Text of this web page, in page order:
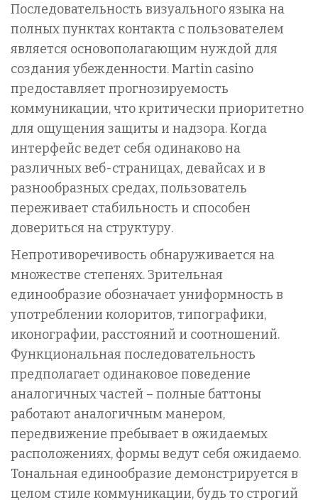
Последовательность визуального языка на
полных пунктах контакта с пользователем
является основополагающим нуждой для
создания убежденности. Martin casino
предоставляет прогнозируемость
коммуникации, что критически приоритетно
для ощущения защиты и надзора. Когда
интерфейс ведет себя одинаково на
различных веб-страницах, девайсах и в
разнообразных средах, пользователь
переживает стабильность и способен
довериться на структуру.
Непротиворечивость обнаруживается на
множестве степенях. Зрительная
единообразие обозначает униформность в
употреблении колоритов, типографики,
иконографии, расстояний и соотношений.
Функциональная последовательность
предполагает одинаковое поведение
аналогичных частей – полные баттоны
работают аналогичным манером,
передвижение пребывает в ожидаемых
расположениях, формы ведут себя ожидаемо.
Тональная единообразие демонстрируется в
целом стиле коммуникации, будь то строгий